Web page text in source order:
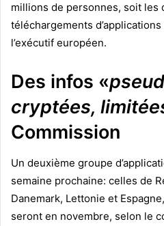
millions de personnes, soit les
téléchargements
l’exécutif européen.
Des infos «
cryptées,
Commission
Un deuxième groupe
semaine prochaine: celles de
Danemark, Lettonie et
seront en novembre, selon le